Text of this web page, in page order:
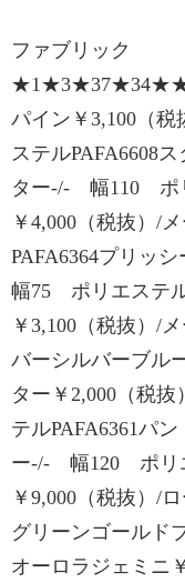
ファブリック
パイン￥3,100（
ステルPAFA6608
ター-/- 幅110 ポ
￥4,000（税抜）/
PAFA6364プリッ
幅75 ポリエステ
￥3,100（税抜）/
バーシルバーブル
ター￥2,000（税
テルPAFA6361パ
ー-/- 幅120 ポリ
￥9,000（税抜）/
グリーンゴールド
オーロラジェミニ